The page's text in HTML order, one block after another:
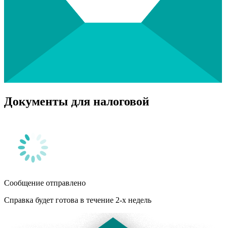
Документы для налоговой
Сообщение отправлено
Справка будет готова в течение 2-х недель